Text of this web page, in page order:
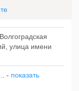
улица имени
- показать